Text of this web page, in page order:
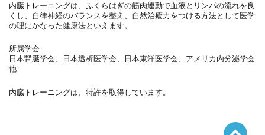
内臓トレーニングは、ふくらはぎの筋肉運動で血液とリンパの流れを良
くし、自律神経のバランスを整え、自然治癒力をつける方法として医学
の理にかなった健康法といえます。
所属学会
日本腎臓学会、日本透析医学会、日本東洋医学会、アメリカ内分泌学会
他
内臓トレーニングは、特許を取得しています。